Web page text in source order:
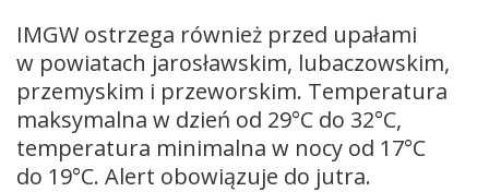
IMGW ostrzega również przed upałami
w powiatach jarosławskim, lubaczowskim,
przemyskim i przeworskim. Temperatura
maksymalna w dzień od 29°C do 32°C,
temperatura minimalna w nocy od 17°C
do 19°C. Alert obowiązuje do jutra.